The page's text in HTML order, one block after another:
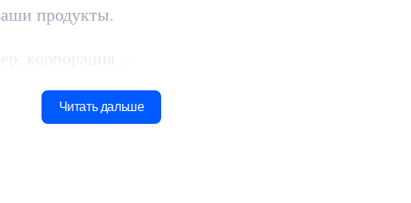
продукты.
корпорация ...
Читать дальше